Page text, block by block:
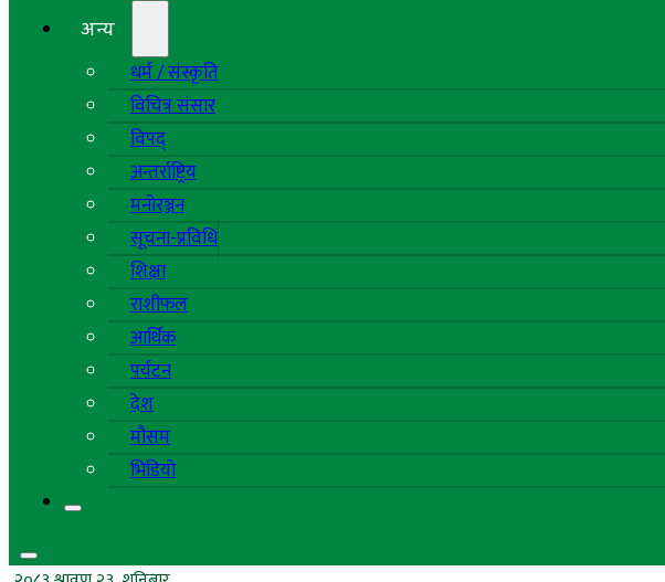
अन्य
धर्म / संस्कृति
विचित्र संसार
विपद्
अन्तर्राष्ट्रिय
मनोरञ्जन
सूचना-प्रविधि
शिक्षा
राशीफल
आर्थिक
पर्यटन
देश
मौसम
भिडियो